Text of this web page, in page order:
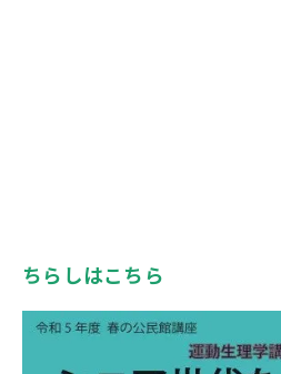
ちらしはこちら